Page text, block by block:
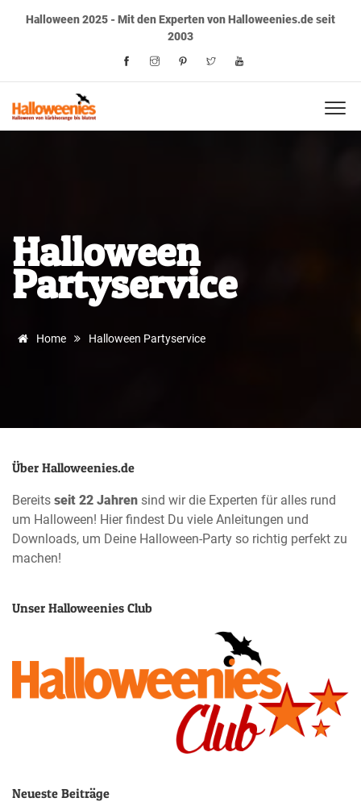
Halloween 2025 - Mit den Experten von Halloweenies.de seit
2003
Halloween
Partyservice
Home Halloween Partyservice
Über Halloweenies.de
Bereits seit 22 Jahren sind wir die Experten für alles rund
um Halloween! Hier findest Du viele Anleitungen und
Downloads, um Deine Halloween-Party so richtig perfekt zu
machen!
Unser Halloweenies Club
Neueste Beiträge